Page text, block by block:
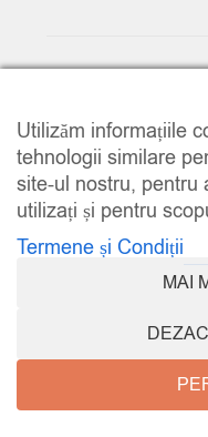
Utilizăm informațiile
tehnologii similare
site-ul nostru, pentru
utilizați și pentru
Termene și Condiții
MAI